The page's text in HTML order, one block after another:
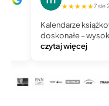
★★★★★7 sie
Kalendarze
doskonałe –
czytaj więcej